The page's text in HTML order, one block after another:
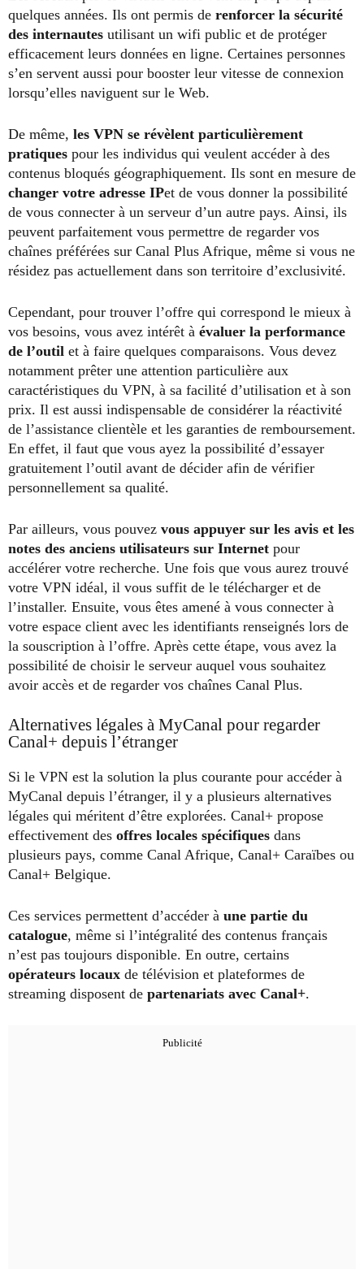
quelques années. Ils ont permis de renforcer la sécurité
des internautes utilisant un wifi public et de protéger
efficacement leurs données en ligne. Certaines personnes
s’en servent aussi pour booster leur vitesse de connexion
lorsqu’elles naviguent sur le Web.
De même, les VPN se révèlent particulièrement
pratiques pour les individus qui veulent accéder à des
contenus bloqués géographiquement. Ils sont en mesure de
changer votre adresse IPet de vous donner la possibilité
de vous connecter à un serveur d’un autre pays. Ainsi, ils
peuvent parfaitement vous permettre de regarder vos
chaînes préférées sur Canal Plus Afrique, même si vous ne
résidez pas actuellement dans son territoire d’exclusivité.
Cependant, pour trouver l’offre qui correspond le mieux à
vos besoins, vous avez intérêt à évaluer la performance
de l’outil et à faire quelques comparaisons. Vous devez
notamment prêter une attention particulière aux
caractéristiques du VPN, à sa facilité d’utilisation et à son
prix. Il est aussi indispensable de considérer la réactivité
de l’assistance clientèle et les garanties de remboursement.
En effet, il faut que vous ayez la possibilité d’essayer
gratuitement l’outil avant de décider afin de vérifier
personnellement sa qualité.
Par ailleurs, vous pouvez vous appuyer sur les avis et les
notes des anciens utilisateurs sur Internet pour
accélérer votre recherche. Une fois que vous aurez trouvé
votre VPN idéal, il vous suffit de le télécharger et de
l’installer. Ensuite, vous êtes amené à vous connecter à
votre espace client avec les identifiants renseignés lors de
la souscription à l’offre. Après cette étape, vous avez la
possibilité de choisir le serveur auquel vous souhaitez
avoir accès et de regarder vos chaînes Canal Plus.
Alternatives légales à MyCanal pour regarder
Canal+ depuis l’étranger
Si le VPN est la solution la plus courante pour accéder à
MyCanal depuis l’étranger, il y a plusieurs alternatives
légales qui méritent d’être explorées. Canal+ propose
effectivement des offres locales spécifiques dans
plusieurs pays, comme Canal Afrique, Canal+ Caraïbes ou
Canal+ Belgique.
Ces services permettent d’accéder à une partie du
catalogue, même si l’intégralité des contenus français
n’est pas toujours disponible. En outre, certains
opérateurs locaux de télévision et plateformes de
streaming disposent de partenariats avec Canal+.